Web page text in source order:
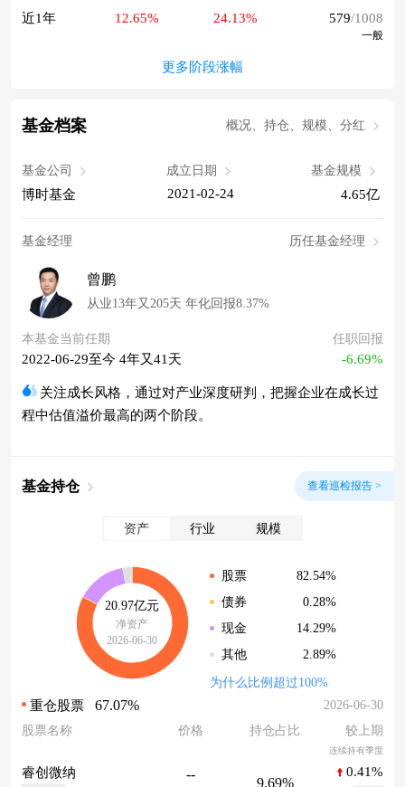
近1年 12.65% 24.13% 579/1008
一般
更多阶段涨幅
基金档案 概况、持仓、规模、分红
基金公司
博时基金
成立日期
2021-02-24
基金规模
4.65亿
基金经理 历任基金经理
曾鹏
从业13年又205天 年化回报8.37%
本基金当前任期
2022-06-29至今 4年又41天
任职回报
-6.69%
关注成长风格，通过对产业深度研判，把握企业在成长过
程中估值溢价最高的两个阶段。
基金持仓 查看巡检报告 >
资产 行业 规模
20.97亿元
净资产
2026-06-30
股票
82.54%
债券
0.28%
现金
14.29%
其他
2.89%
为什么比例超过100%
重仓股票 67.07%
2026-06-30
股票名称
价格 持仓占比 较上期
连续持有季度
睿创微纳 --
9.69%
0.41%